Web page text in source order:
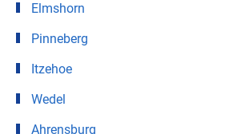
Elmshorn
Pinneberg
Itzehoe
Wedel
Ahrensburg